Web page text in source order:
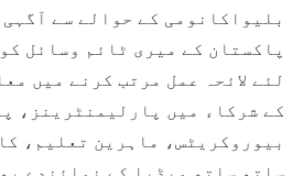
بلیواکانومی کے حوالے سے آگہی
پاکستان کے میری ٹائم وسائل
لئے لائحہ عمل مرتب کرنے میں
کے شرکاء میں پارلیمنٹرینز،
بیوروکریٹس، ماہرین تعلیم،
ساتھ ساتھ میڈیا کے نمائندے